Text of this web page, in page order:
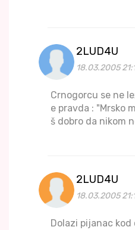
2LUD4U
18.03.2005
Crnogorcu se ne
e pravda : "Mrsko
š dobro da nikom
2LUD4U
18.03.2005
Dolazi pijanac